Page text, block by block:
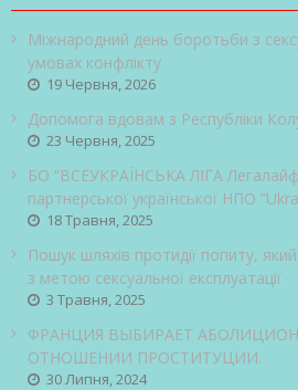
Міжнародний день боротьби з
умовах конфлікту
19 Червня, 2026
Допомога вдовам з Республіки
23 Червня, 2025
БО “ВСЕУКРАЇНСЬКА ЛІГА
партнерської української НПО
18 Травня, 2025
Пошук шляхів протидії попиту,
з метою сексуальної експлуатації
3 Травня, 2025
ФРАНЦИЯ ВЫБИРАЕТ
ОТНОШЕНИИ ПРОСТИТУЦИИ.
30 Липня, 2024